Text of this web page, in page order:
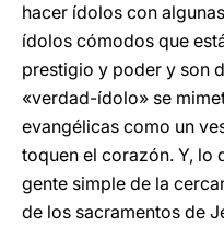
hacer ídolos con
ídolos cómodos que
prestigio y poder y son
«verdad-ídolo» se
evangélicas como un
toquen el corazón. Y, lo
gente simple de la
de los sacramentos de